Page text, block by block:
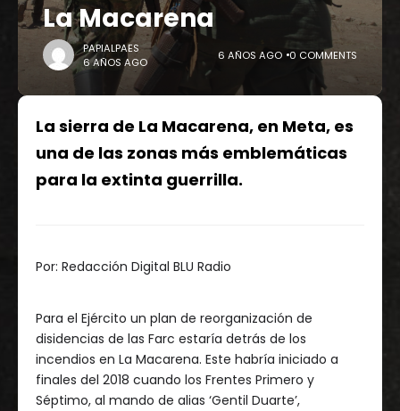
La Macarena
PAPIALPAES
6 AÑOS AGO
6 AÑOS AGO 0 COMMENTS
La sierra de La Macarena, en Meta, es
una de las zonas más emblemáticas
para la extinta guerrilla.
Por: Redacción Digital BLU Radio
Para el Ejército un plan de reorganización de
disidencias de las Farc estaría detrás de los
incendios en La Macarena. Este habría iniciado a
finales del 2018 cuando los Frentes Primero y
Séptimo, al mando de alias ‘Gentil Duarte’,